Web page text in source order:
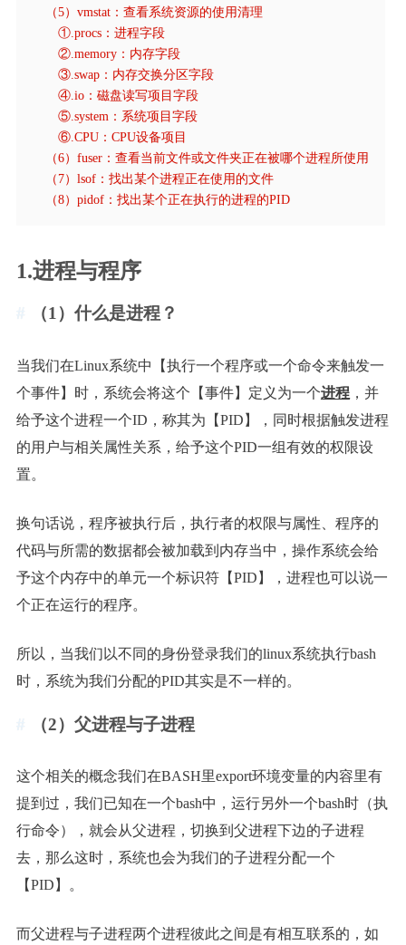
（5）vmstat：查看系统资源的使用清理
①.procs：进程字段
②.memory：内存字段
③.swap：内存交换分区字段
④.io：磁盘读写项目字段
⑤.system：系统项目字段
⑥.CPU：CPU设备项目
（6）fuser：查看当前文件或文件夹正在被哪个进程所使用
（7）lsof：找出某个进程正在使用的文件
（8）pidof：找出某个正在执行的进程的PID
1.进程与程序
（1）什么是进程？
当我们在Linux系统中【执行一个程序或一个命令来触发一
个事件】时，系统会将这个【事件】定义为一个进程，并
给予这个进程一个ID，称其为【PID】，同时根据触发进程
的用户与相关属性关系，给予这个PID一组有效的权限设
置。
换句话说，程序被执行后，执行者的权限与属性、程序的
代码与所需的数据都会被加载到内存当中，操作系统会给
予这个内存中的单元一个标识符【PID】，进程也可以说一
个正在运行的程序。
所以，当我们以不同的身份登录我们的linux系统执行bash
时，系统为我们分配的PID其实是不一样的。
（2）父进程与子进程
这个相关的概念我们在BASH里export环境变量的内容里有
提到过，我们已知在一个bash中，运行另外一个bash时（执
行命令），就会从父进程，切换到父进程下边的子进程
去，那么这时，系统也会为我们的子进程分配一个
【PID】。
而父进程与子进程两个进程彼此之间是有相互联系的，如